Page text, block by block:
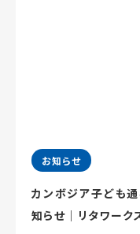
お知らせ
カンボジア子ども
知らせ｜リタワーク